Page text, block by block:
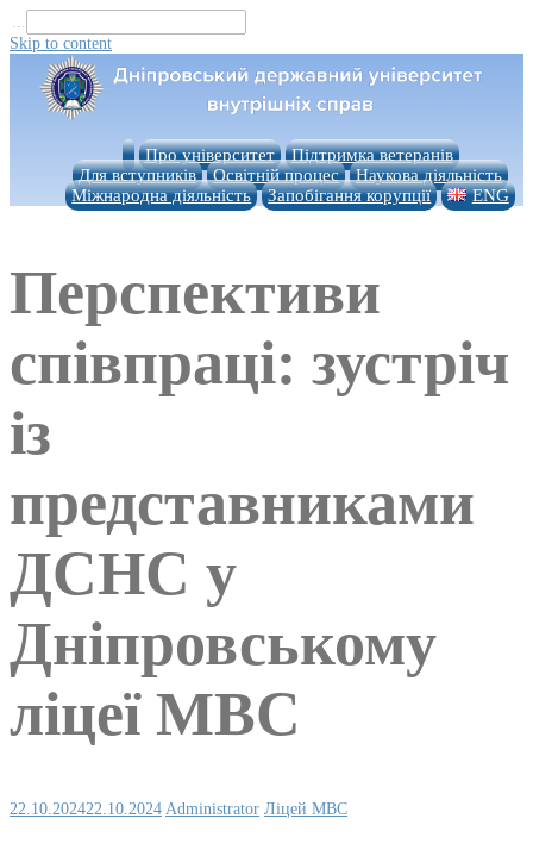
...
Skip to content
Про університет
Підтримка ветеранів
Для вступників
Освітній процес
Наукова діяльність
Міжнародна діяльність
Запобігання корупції ENG
Перспективи
співпраці: зустріч
із
представниками
ДСНС у
Дніпровському
ліцеї МВС
22.10.202422.10.2024 Administrator Ліцей МВС